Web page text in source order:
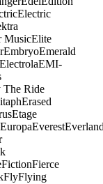
Electric
MusicElite
EmbryoEmerald
EMI-
The Ride
Erased
Etage
EuropaEverest
FictionFierce
FlyFlying